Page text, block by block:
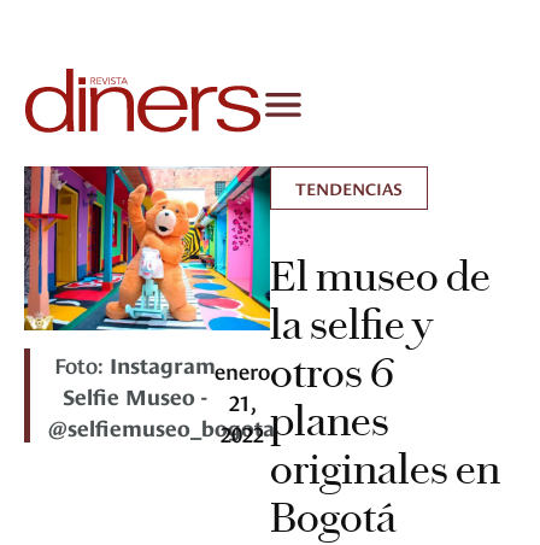
Foto: Instagram
Selfie Museo -
@selfiemuseo_bogota
enero
21,
2022
TENDENCIAS
El museo de
la selfie y
otros 6
planes
originales en
Bogotá